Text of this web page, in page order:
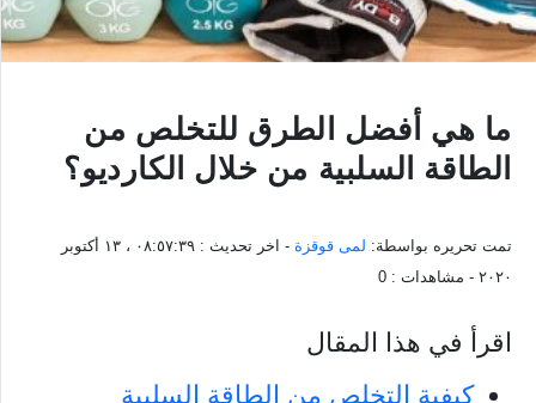
ما هي أفضل الطرق للتخلص من
الطاقة السلبية من خلال الكارديو؟
تمت تحريره بواسطة: لمى قوقزة - اخر تحديث :
٠٨:٥٧:٣٩ ، ١٣ أكتوبر
٢٠٢٠ - مشاهدات : 0
اقرأ في هذا المقال
كيفية التخلص من الطاقة السلبية